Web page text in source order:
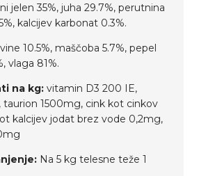
jelen 35%, juha 29.7%, perutnina
kalcijev karbonat 0.3%.
10.5%, maščoba 5.7%, pepel
vlaga 81%.
na kg: vitamin D3 200 IE,
1500mg, cink kot cinkov
kalcijev jodat brez vode 0,2mg,
Na 5 kg telesne teže 1